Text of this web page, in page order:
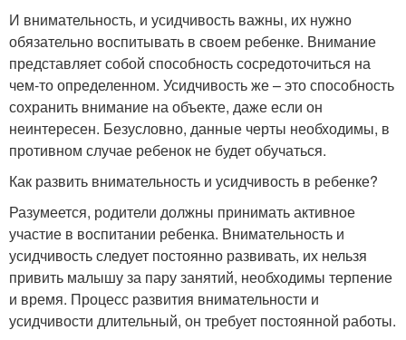
И внимательность, и усидчивость важны, их нужно
обязательно воспитывать в своем ребенке. Внимание
представляет собой способность сосредоточиться на
чем-то определенном. Усидчивость же – это способность
сохранить внимание на объекте, даже если он
неинтересен. Безусловно, данные черты необходимы, в
противном случае ребенок не будет обучаться.
Как развить внимательность и усидчивость в ребенке?
Разумеется, родители должны принимать активное
участие в воспитании ребенка. Внимательность и
усидчивость следует постоянно развивать, их нельзя
привить малышу за пару занятий, необходимы терпение
и время. Процесс развития внимательности и
усидчивости длительный, он требует постоянной работы.